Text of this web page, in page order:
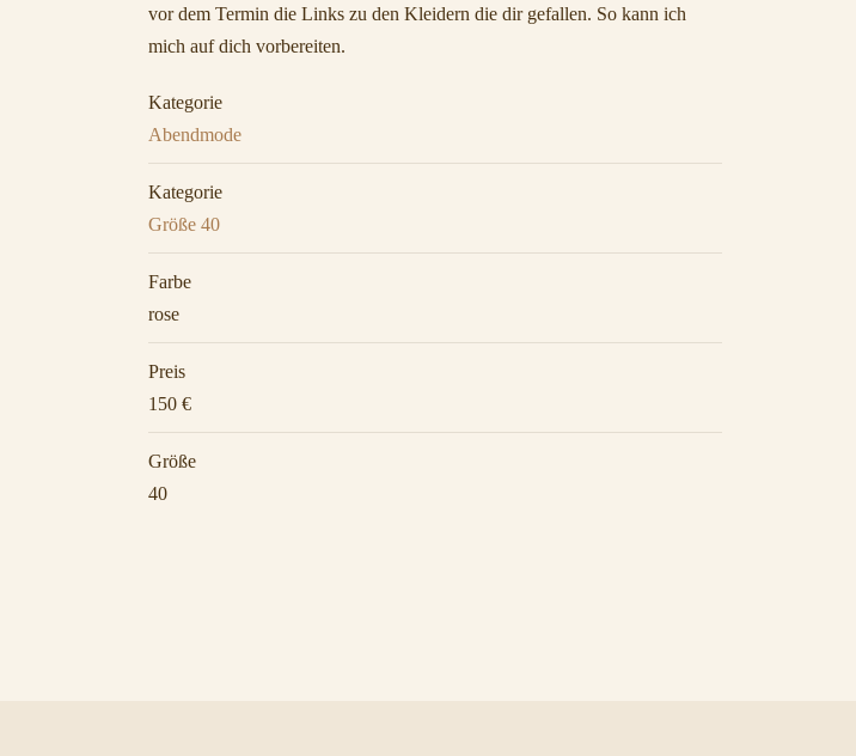
vor dem Termin die Links zu den Kleidern die dir gefallen. So kann ich
mich auf dich vorbereiten.
Kategorie
Abendmode
Kategorie
Größe 40
Farbe
rose
Preis
150 €
Größe
40